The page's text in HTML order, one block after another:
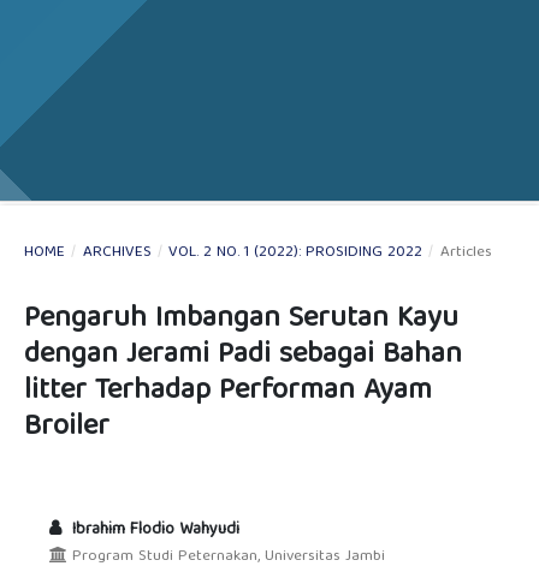
HOME / ARCHIVES / VOL. 2 NO. 1 (2022): PROSIDING 2022 / Articles
Pengaruh Imbangan Serutan Kayu
dengan Jerami Padi sebagai Bahan
litter Terhadap Performan Ayam
Broiler
Ibrahim Flodio Wahyudi
Program Studi Peternakan, Universitas Jambi